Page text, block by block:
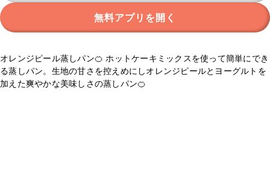
無料アプリを開く
オレンジピール蒸しパン🍊 ホットケーキミックスを使って簡単にでき
る蒸しパン。生地の甘さを控えめにしオレンジピールとヨーグルトを
加えた爽やかな美味しさの蒸しパン🍊